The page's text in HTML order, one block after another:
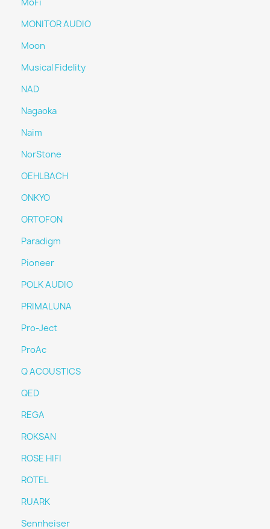
MoFi
MONITOR AUDIO
Moon
Musical Fidelity
NAD
Nagaoka
Naim
NorStone
OEHLBACH
ONKYO
ORTOFON
Paradigm
Pioneer
POLK AUDIO
PRIMALUNA
Pro-Ject
ProAc
Q ACOUSTICS
QED
REGA
ROKSAN
ROSE HIFI
ROTEL
RUARK
Sennheiser